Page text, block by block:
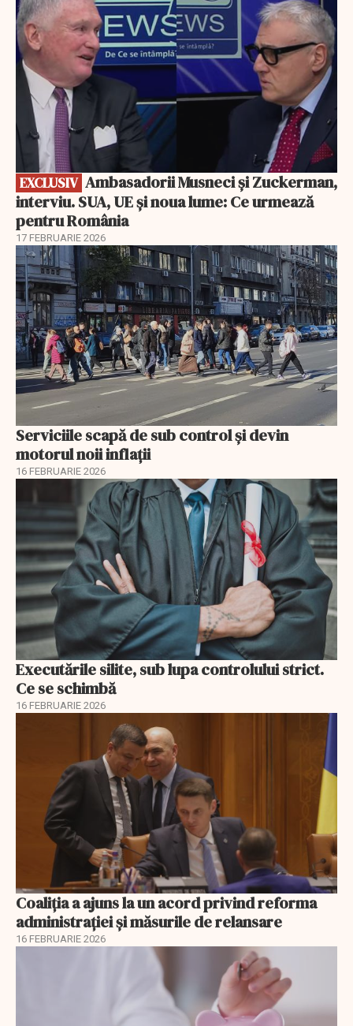
EXCLUSIV
interviu. SUA, UE și noua lume: Ce urmează
pentru România
17 FEBRUARIE 2026
Serviciile scapă de sub control și devin
motorul noii inflații
16 FEBRUARIE 2026
Executările silite, sub lupa controlului strict.
Ce se schimbă
16 FEBRUARIE 2026
Coaliția a ajuns la un acord privind reforma
administrației și măsurile de relansare
16 FEBRUARIE 2026